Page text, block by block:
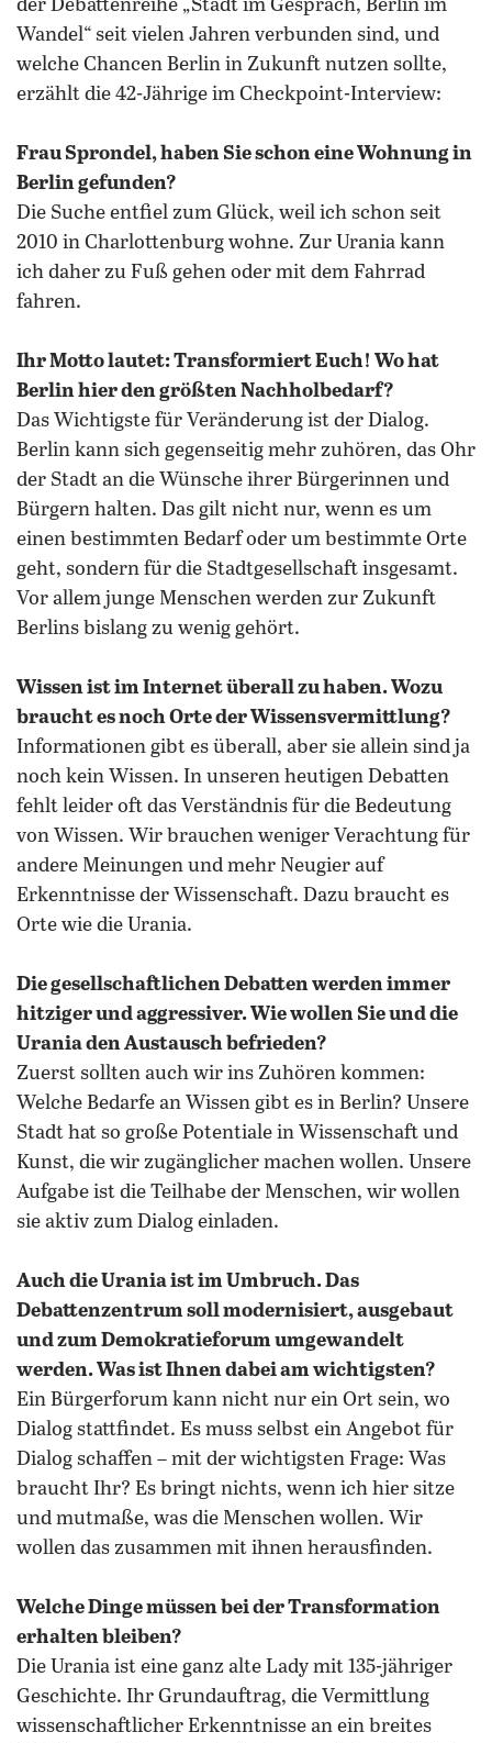
der Debattenreihe „Stadt im Gespräch, Berlin im
Wandel“ seit vielen Jahren verbunden sind, und
welche Chancen Berlin in Zukunft nutzen sollte,
erzählt die 42-Jährige im Checkpoint-Interview:
Frau Sprondel, haben Sie schon eine Wohnung in
Berlin gefunden?
Die Suche entfiel zum Glück, weil ich schon seit
2010 in Charlottenburg wohne. Zur Urania kann
ich daher zu Fuß gehen oder mit dem Fahrrad
fahren.
Ihr Motto lautet: Transformiert Euch! Wo hat
Berlin hier den größten Nachholbedarf?
Das Wichtigste für Veränderung ist der Dialog.
Berlin kann sich gegenseitig mehr zuhören, das Ohr
der Stadt an die Wünsche ihrer Bürgerinnen und
Bürgern halten. Das gilt nicht nur, wenn es um
einen bestimmten Bedarf oder um bestimmte Orte
geht, sondern für die Stadtgesellschaft insgesamt.
Vor allem junge Menschen werden zur Zukunft
Berlins bislang zu wenig gehört.
Wissen ist im Internet überall zu haben. Wozu
braucht es noch Orte der Wissensvermittlung?
Informationen gibt es überall, aber sie allein sind ja
noch kein Wissen. In unseren heutigen Debatten
fehlt leider oft das Verständnis für die Bedeutung
von Wissen. Wir brauchen weniger Verachtung für
andere Meinungen und mehr Neugier auf
Erkenntnisse der Wissenschaft. Dazu braucht es
Orte wie die Urania.
Die gesellschaftlichen Debatten werden immer
hitziger und aggressiver. Wie wollen Sie und die
Urania den Austausch befrieden?
Zuerst sollten auch wir ins Zuhören kommen:
Welche Bedarfe an Wissen gibt es in Berlin? Unsere
Stadt hat so große Potentiale in Wissenschaft und
Kunst, die wir zugänglicher machen wollen. Unsere
Aufgabe ist die Teilhabe der Menschen, wir wollen
sie aktiv zum Dialog einladen.
Auch die Urania ist im Umbruch. Das
Debattenzentrum soll modernisiert, ausgebaut
und zum Demokratieforum umgewandelt
werden. Was ist Ihnen dabei am wichtigsten?
Ein Bürgerforum kann nicht nur ein Ort sein, wo
Dialog stattfindet. Es muss selbst ein Angebot für
Dialog schaffen – mit der wichtigsten Frage: Was
braucht Ihr? Es bringt nichts, wenn ich hier sitze
und mutmaße, was die Menschen wollen. Wir
wollen das zusammen mit ihnen herausfinden.
Welche Dinge müssen bei der Transformation
erhalten bleiben?
Die Urania ist eine ganz alte Lady mit 135-jähriger
Geschichte. Ihr Grundauftrag, die Vermittlung
wissenschaftlicher Erkenntnisse an ein breites